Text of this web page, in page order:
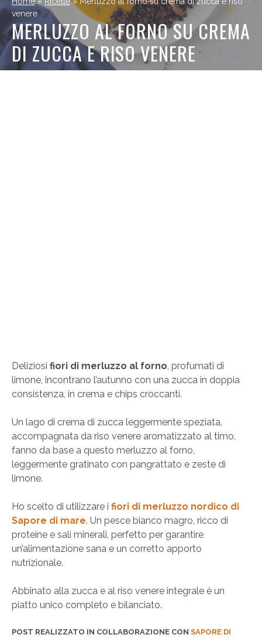
venere
MERLUZZO AL FORNO SU CREMA
DI ZUCCA E RISO VENERE
Deliziosi fiori di merluzzo al forno, profumati di
limone, incontrano l’autunno con una zucca in doppia
consistenza, in crema e chips croccanti.
Un lago di crema di zucca leggermente speziata,
accompagnata da riso venere aromatizzato al timo,
fanno da base a questo merluzzo al forno,
leggermente gratinato con pangrattato e zeste di
limone.
Ho scelto di utilizzare i fiori di merluzzo nordico di
Sapore di mare. Un pesce bianco magro, ricco di
proteine e sali minerali, perfetto per garantire
un’alimentazione sana e un corretto apporto
nutrizionale.
Abbinato alla zucca e al riso venere integrale è un
piatto unico completo e bilanciato.
POST REALIZZATO IN COLLABORAZIONE CON SAPORE DI